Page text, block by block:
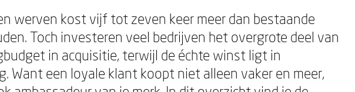
werven kost vijf tot zeven keer meer dan bestaande
Toch investeren veel bedrijven het overgrote deel van
in acquisitie, terwijl de échte winst ligt in
Want een loyale klant koopt niet alleen vaker en meer,